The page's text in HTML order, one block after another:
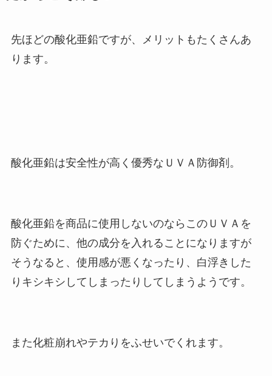
先ほどの酸化亜鉛ですが、メリットもたくさんあ
ります。
酸化亜鉛は安全性が高く優秀なＵＶＡ防御剤。
酸化亜鉛を商品に使用しないのならこのＵＶＡを
防ぐために、他の成分を入れることになりますが
そうなると、使用感が悪くなったり、白浮きした
りキシキシしてしまったりしてしまうようです。
また化粧崩れやテカりをふせいでくれます。